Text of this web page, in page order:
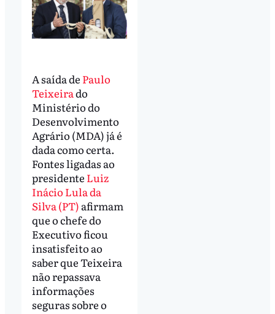
A saída de Paulo
Teixeirado
Ministério do
Desenvolvimento
Agrário (MDA) já é
dada como certa.
Fontes ligadas ao
presidente Luiz
Inácio Lula da
Silva (PT) afirmam
que o chefe do
Executivo ficou
insatisfeito ao
saber que Teixeira
não repassava
informações
seguras sobre o